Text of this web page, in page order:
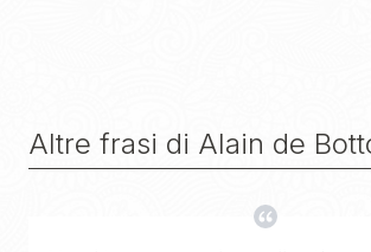
Altre frasi di Alain de